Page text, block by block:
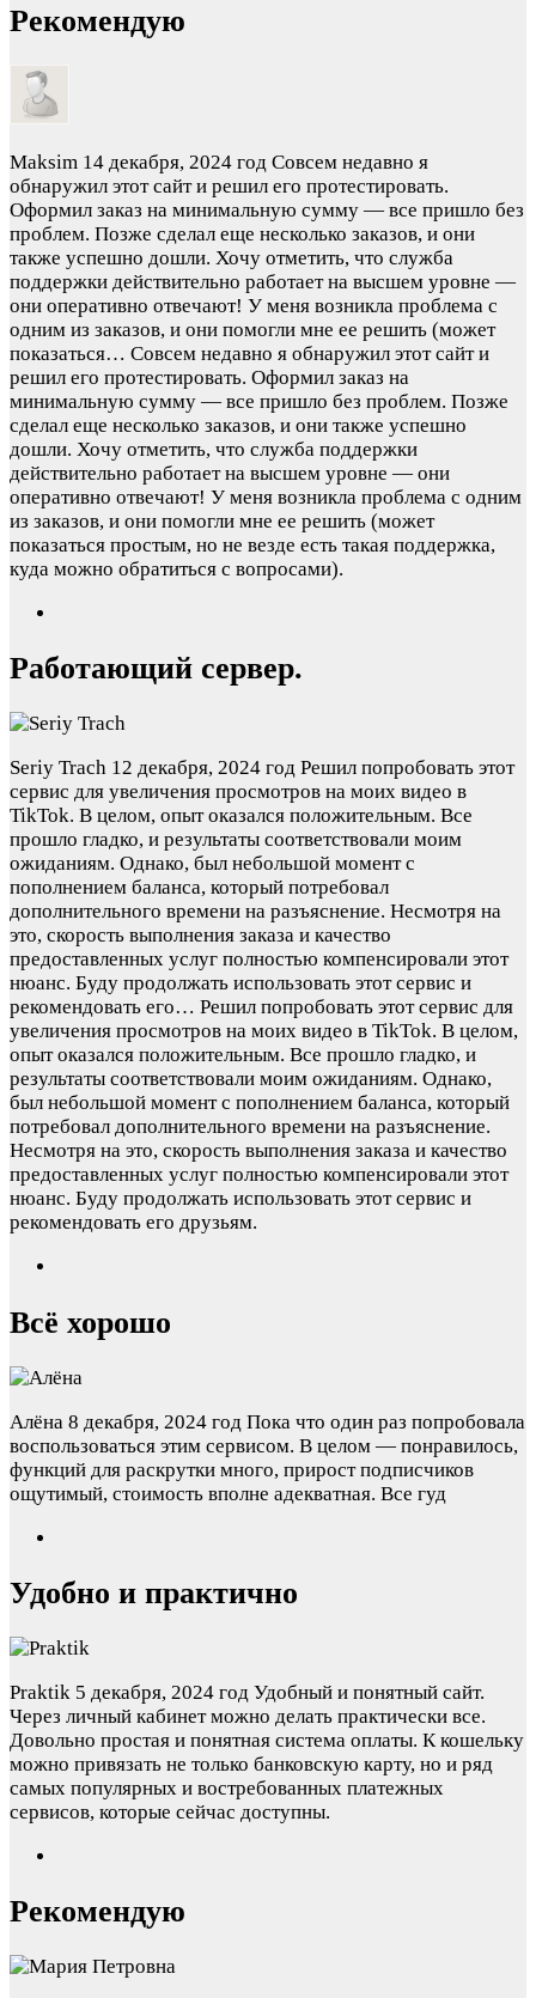
Рекомендую
Maksim 14 декабря, 2024 год Совсем недавно я
обнаружил этот сайт и решил его протестировать.
Оформил заказ на минимальную сумму — все пришло без
проблем. Позже сделал еще несколько заказов, и они
также успешно дошли. Хочу отметить, что служба
поддержки действительно работает на высшем уровне —
они оперативно отвечают! У меня возникла проблема с
одним из заказов, и они помогли мне ее решить (может
показаться… Совсем недавно я обнаружил этот сайт и
решил его протестировать. Оформил заказ на
минимальную сумму — все пришло без проблем. Позже
сделал еще несколько заказов, и они также успешно
дошли. Хочу отметить, что служба поддержки
действительно работает на высшем уровне — они
оперативно отвечают! У меня возникла проблема с одним
из заказов, и они помогли мне ее решить (может
показаться простым, но не везде есть такая поддержка,
куда можно обратиться с вопросами).
Работающий сервер.
Seriy Trach 12 декабря, 2024 год Решил попробовать этот
сервис для увеличения просмотров на моих видео в
TikTok. В целом, опыт оказался положительным. Все
прошло гладко, и результаты соответствовали моим
ожиданиям. Однако, был небольшой момент с
пополнением баланса, который потребовал
дополнительного времени на разъяснение. Несмотря на
это, скорость выполнения заказа и качество
предоставленных услуг полностью компенсировали этот
нюанс. Буду продолжать использовать этот сервис и
рекомендовать его… Решил попробовать этот сервис для
увеличения просмотров на моих видео в TikTok. В целом,
опыт оказался положительным. Все прошло гладко, и
результаты соответствовали моим ожиданиям. Однако,
был небольшой момент с пополнением баланса, который
потребовал дополнительного времени на разъяснение.
Несмотря на это, скорость выполнения заказа и качество
предоставленных услуг полностью компенсировали этот
нюанс. Буду продолжать использовать этот сервис и
рекомендовать его друзьям.
Всё хорошо
Алёна 8 декабря, 2024 год Пока что один раз попробовала
воспользоваться этим сервисом. В целом — понравилось,
функций для раскрутки много, прирост подписчиков
ощутимый, стоимость вполне адекватная. Все гуд
Удобно и практично
Praktik 5 декабря, 2024 год Удобный и понятный сайт.
Через личный кабинет можно делать практически все.
Довольно простая и понятная система оплаты. К кошельку
можно привязать не только банковскую карту, но и ряд
самых популярных и востребованных платежных
сервисов, которые сейчас доступны.
Рекомендую